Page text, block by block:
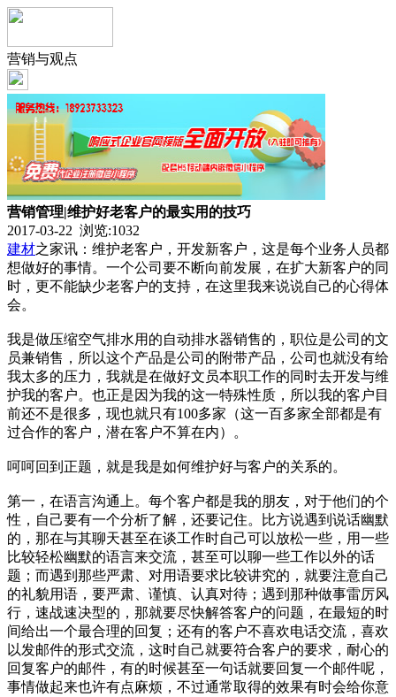
营销与观点
营销管理|维护好老客户的最实用的技巧
2017-03-22 浏览:1032
建材之家讯：维护老客户，开发新客户，这是每个业务人员都
想做好的事情。一个公司要不断向前发展，在扩大新客户的同
时，更不能缺少老客户的支持，在这里我来说说自己的心得体
会。
我是做压缩空气排水用的自动排水器销售的，职位是公司的文
员兼销售，所以这个产品是公司的附带产品，公司也就没有给
我太多的压力，我就是在做好文员本职工作的同时去开发与维
护我的客户。也正是因为我的这一特殊性质，所以我的客户目
前还不是很多，现也就只有100多家（这一百多家全部都是有
过合作的客户，潜在客户不算在内）。
呵呵回到正题，就是我是如何维护好与客户的关系的。
第一，在语言沟通上。每个客户都是我的朋友，对于他们的个
性，自己要有一个分析了解，还要记住。比方说遇到说话幽默
的，那在与其聊天甚至在谈工作时自己可以放松一些，用一些
比较轻松幽默的语言来交流，甚至可以聊一些工作以外的话
题；而遇到那些严肃、对用语要求比较讲究的，就要注意自己
的礼貌用语，要严肃、谨慎、认真对待；遇到那种做事雷厉风
行，速战速决型的，那就要尽快解答客户的问题，在最短的时
间给出一个最合理的回复；还有的客户不喜欢电话交流，喜欢
以发邮件的形式交流，这时自己就要符合客户的要求，耐心的
回复客户的邮件，有的时候甚至一句话就要回复一个邮件呢，
事情做起来也许有点麻烦，不过通常取得的效果有时会给你意